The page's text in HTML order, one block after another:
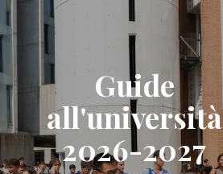
Guide
all'università
2026-2027